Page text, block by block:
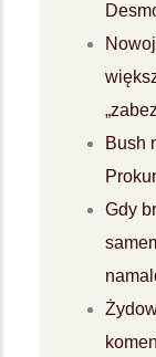
Bush
Gdy